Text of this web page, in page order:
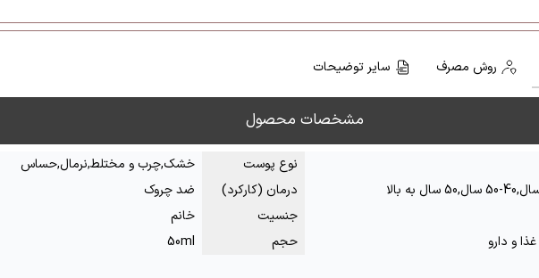
روش مصرف سایر توضیحات
مشخصات محصول
نوع پوست
خشک,چرب و مختلط,نرمال,حساس
درمان (کارکرد)
ضد چروک
جنسیت
خانم
و دارو حجم
50ml